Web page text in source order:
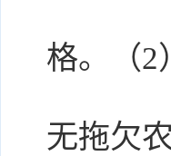
格。（2
无拖欠